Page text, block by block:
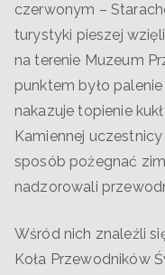
czerwonym –
turystyki pieszej
na terenie Muzeum
punktem było
nakazuje topienie
Kamiennej
sposób pożegnać
nadzorowali
Wśród nich znaleźli
Koła Przewodników